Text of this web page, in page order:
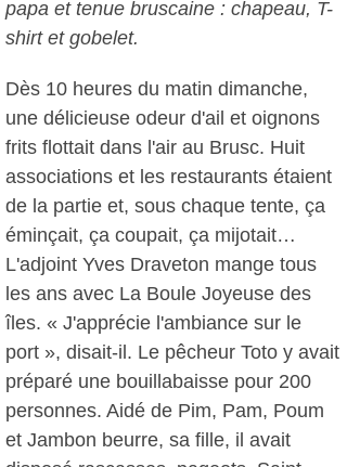
papa et tenue bruscaine : chapeau, T-
shirt et gobelet.
Dès 10 heures du matin dimanche,
une délicieuse odeur d'ail et oignons
frits flottait dans l'air au Brusc. Huit
associations et les restaurants étaient
de la partie et, sous chaque tente, ça
éminçait, ça coupait, ça mijotait…
L'adjoint Yves Draveton mange tous
les ans avec La Boule Joyeuse des
îles. « J'apprécie l'ambiance sur le
port », disait-il. Le pêcheur Toto y avait
préparé une bouillabaisse pour 200
personnes. Aidé de Pim, Pam, Poum
et Jambon beurre, sa fille, il avait